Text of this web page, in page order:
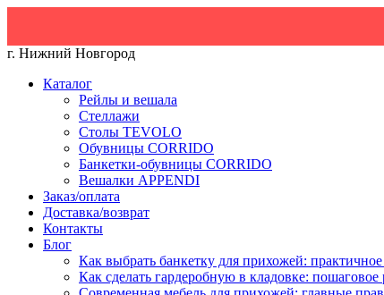
г. Нижний Новгород
Каталог
Рейлы и вешала
Стеллажи
Столы TEVOLO
Обувницы CORRIDO
Банкетки-обувницы CORRIDO
Вешалки APPENDI
Заказ/оплата
Доставка/возврат
Контакты
Блог
Как выбрать банкетку для прихожей:
Как сделать гардеробную в кладовке: пошаговое